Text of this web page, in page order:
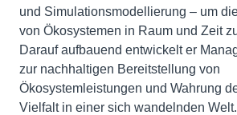
und Simulationsmodellierung – um
von Ökosystemen in Raum und Zeit
Darauf aufbauend entwickelt er
zur nachhaltigen Bereitstellung von
Ökosystemleistungen und Wahrung
Vielfalt in einer sich wandelnden Welt.